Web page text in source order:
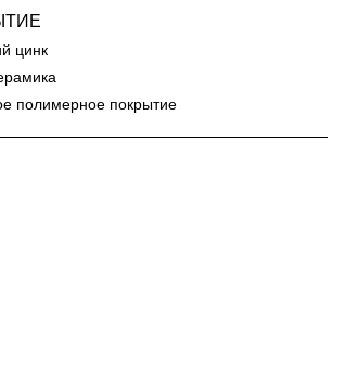
цинк
полимерное покрытие